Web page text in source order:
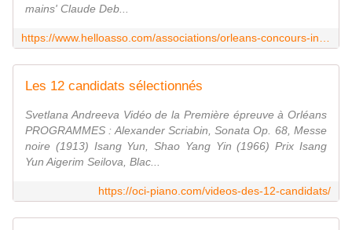
mains' Claude Deb...
Les 12 candidats sélectionnés
Svetlana Andreeva Vidéo de la Première épreuve à Orléans
PROGRAMMES : Alexander Scriabin, Sonata Op. 68, Messe
noire (1913) Isang Yun, Shao Yang Yin (1966) Prix Isang
Yun Aigerim Seilova, Blac...
https://oci-piano.com/videos-des-12-candidats/